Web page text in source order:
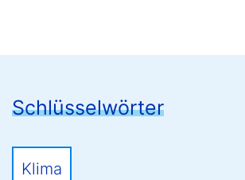
Schlüsselwörter
Klima